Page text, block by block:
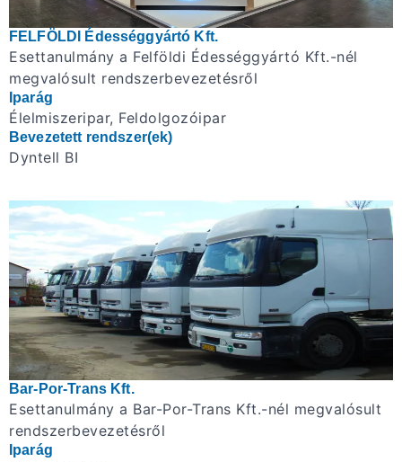
FELFÖLDI Édességgyártó Kft.
Esettanulmány a Felföldi Édességgyártó Kft.-nél
megvalósult rendszerbevezetésről
Iparág
Élelmiszeripar, Feldolgozóipar
Bevezetett rendszer(ek)
Dyntell BI
Bar-Por-Trans Kft.
Esettanulmány a Bar-Por-Trans Kft.-nél megvalósult
rendszerbevezetésről
Iparág